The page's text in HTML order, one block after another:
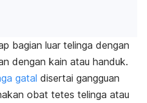
bagian luar telinga dengan
dengan kain atau handuk.
gatal disertai gangguan
obat tetes telinga atau